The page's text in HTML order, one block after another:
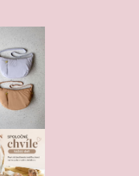
podmienkami ochrany